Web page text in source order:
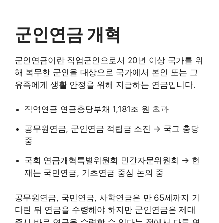
군인연금 개혁
군인연금이란 직업군인으로서 20년 이상 국가를 위
해 복무한 군인을 대상으로 국가에서 본인 또는 그
유족에게 생활 안정을 위해 지급하는 연금입니다.
직역연금 연금충당부채 1,181조 원 초과
공무원연금, 군인연금 적립금 소진 → 국고 충당
중
국회 연금개혁특별위원회 민간자문위원회 → 현
재는 국민연금, 기초연금 중심 논의 중
공무원연금, 국민연금, 사학연금은 만 65세까지 기
다린 뒤 연금을 수령해야 하지만 군인연금은 제대